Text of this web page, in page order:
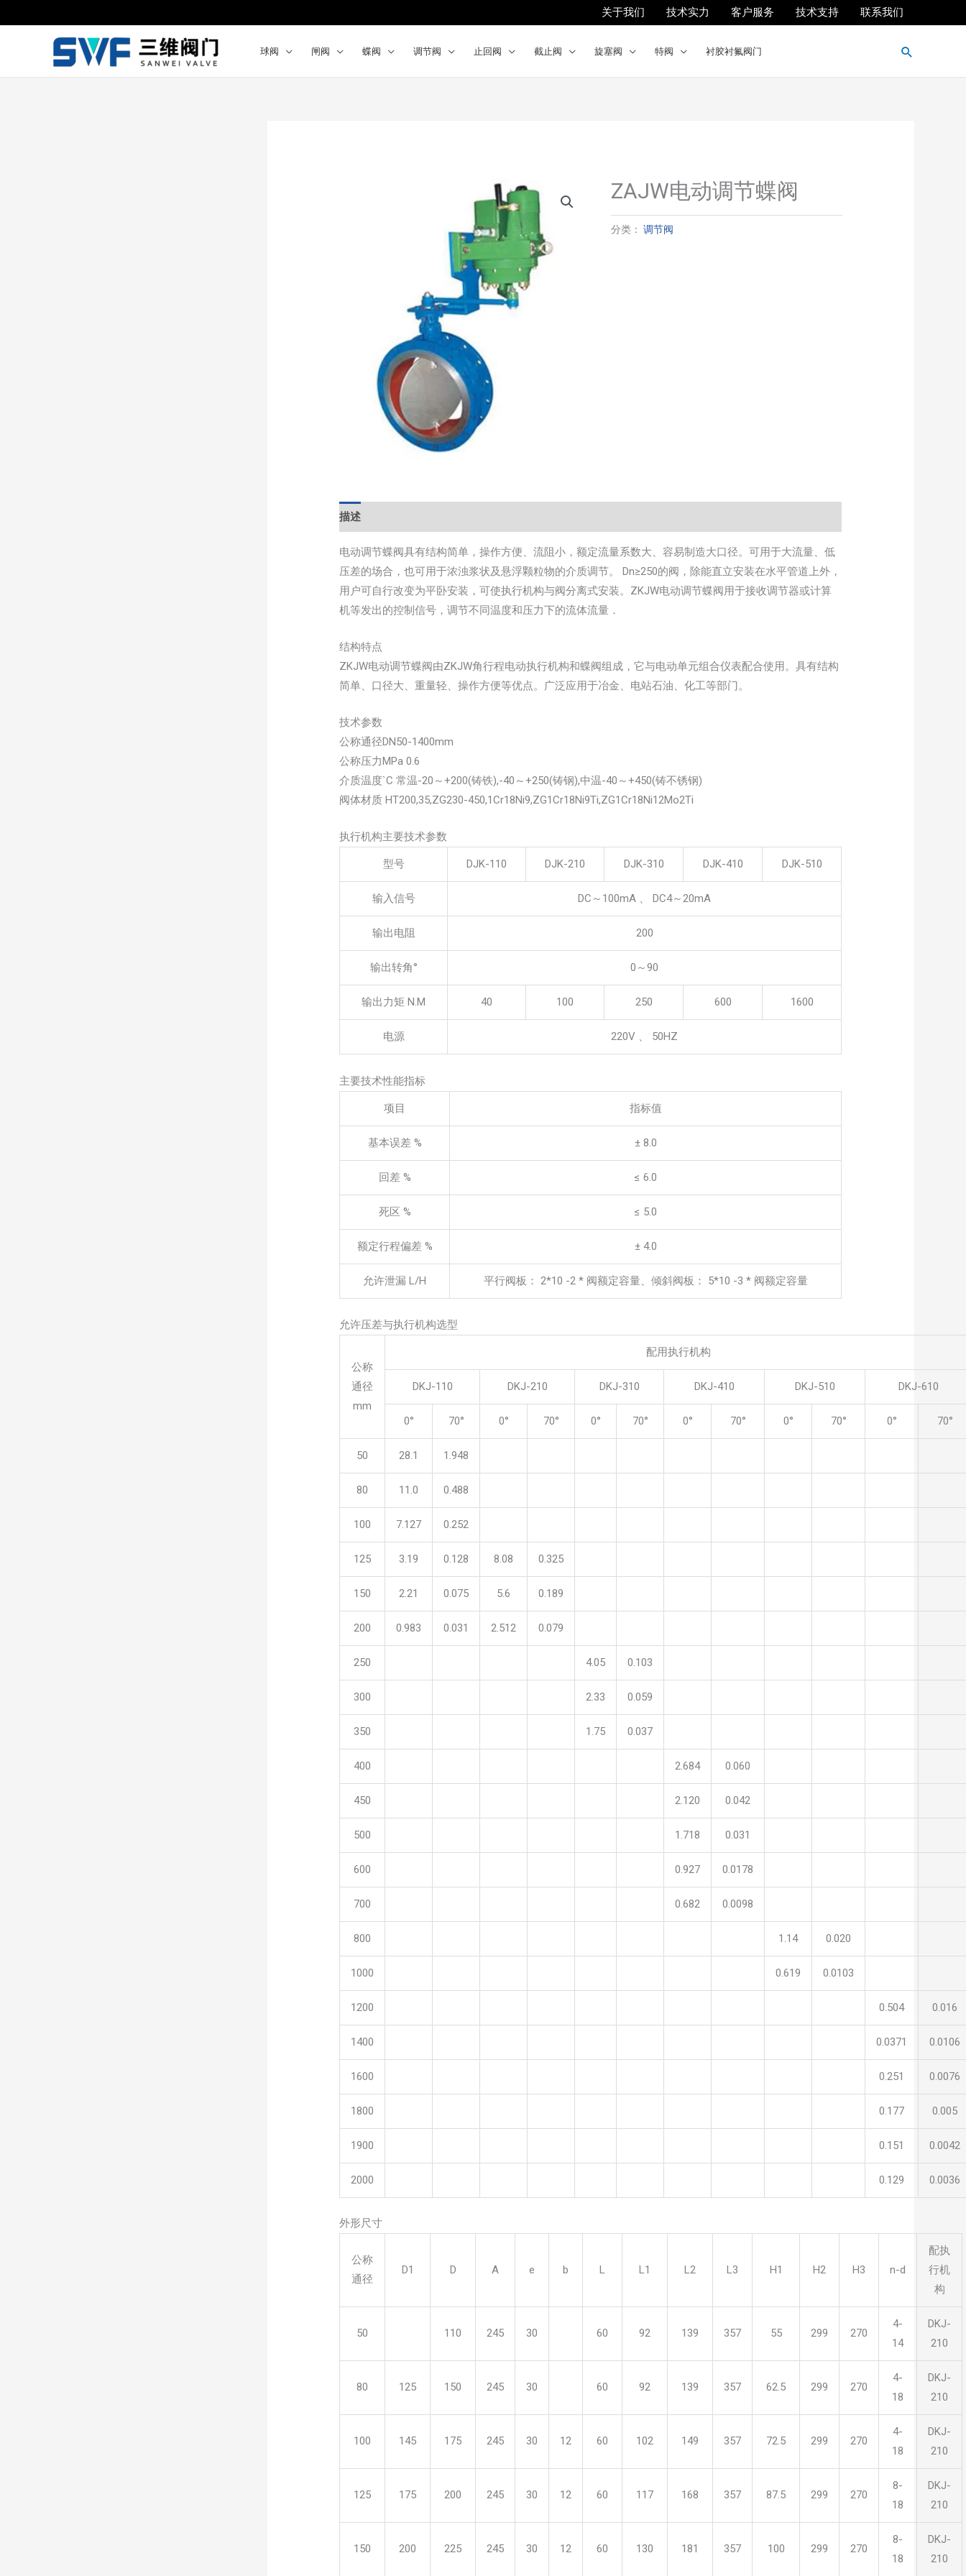
至
关于我们 技术实力 客户服务 技术支持 联系我们
球阀 闸阀 蝶阀 调节阀 止回阀 截止阀 旋塞阀 特阀 衬胶衬氟阀门
搜
ZAJW电动调节蝶阀
分类： 调节阀
描述
电动调节蝶阀具有结构简单，操作方便、流阻小，额定流量系数大、容易制造大口径。可用于大流量、低
压差的场合，也可用于浓浊浆状及悬浮颗粒物的介质调节。 Dn≥250的阀，除能直立安装在水平管道上外，
用户可自行改变为平卧安装，可使执行机构与阀分离式安装。ZKJW电动调节蝶阀用于接收调节器或计算
机等发出的控制信号，调节不同温度和压力下的流体流量．
结构特点
ZKJW电动调节蝶阀由ZKJW角行程电动执行机构和蝶阀组成，它与电动单元组合仪表配合使用。具有结构
简单、口径大、重量轻、操作方便等优点。广泛应用于冶金、电站石油、化工等部门。
技术参数
公称通径DN50-1400mm
公称压力MPa 0.6
介质温度`C 常温-20～+200(铸铁),-40～+250(铸钢),中温-40～+450(铸不锈钢)
阀体材质 HT200,35,ZG230-450,1Cr18Ni9,ZG1Cr18Ni9Ti,ZG1Cr18Ni12Mo2Ti
执行机构主要技术参数
型号 DJK-110 DJK-210 DJK-310 DJK-410 DJK-510
输入信号 DC～100mA 、 DC4～20mA
输出电阻 200
输出转角° 0～90
输出力矩 N.M 40 100 250 600 1600
电源 220V 、 50HZ
主要技术性能指标
项目 指标值
基本误差 % ± 8.0
回差 % ≤ 6.0
死区 % ≤ 5.0
额定行程偏差 % ± 4.0
允许泄漏 L/H 平行阀板： 2*10 -2 * 阀额定容量、倾斜阀板： 5*10 -3 * 阀额定容量
允许压差与执行机构选型
公称
通径
mm
配用执行机构
DKJ-110 DKJ-210 DKJ-310 DKJ-410 DKJ-510 DKJ-610
0° 70° 0° 70° 0° 70° 0° 70° 0° 70° 0° 70°
50 28.1 1.948
80 11.0 0.488
100 7.127 0.252
125 3.19 0.128 8.08 0.325
150 2.21 0.075 5.6 0.189
200 0.983 0.031 2.512 0.079
250 4.05 0.103
300 2.33 0.059
350 1.75 0.037
400 2.684 0.060
450 2.120 0.042
500 1.718 0.031
600 0.927 0.0178
700 0.682 0.0098
800 1.14 0.020
1000 0.619 0.0103
1200 0.504 0.016
1400 0.0371 0.0106
1600 0.251 0.0076
1800 0.177 0.005
1900 0.151 0.0042
2000 0.129 0.0036
外形尺寸
公称
通径
D1 D A e b L L1 L2 L3 H1 H2 H3 n-d
配执
行机
构
50 110 245 30 60 92 139 357 55 299 270
4-
14
DKJ-
210
80 125 150 245 30 60 92 139 357 62.5 299 270
4-
18
DKJ-
210
100 145 175 245 30 12 60 102 149 357 72.5 299 270
4-
18
DKJ-
210
125 175 200 245 30 12 60 117 168 357 87.5 299 270
8-
18
DKJ-
210
150 200 225 245 30 12 60 130 181 357 100 299 270
8-
18
DKJ-
210